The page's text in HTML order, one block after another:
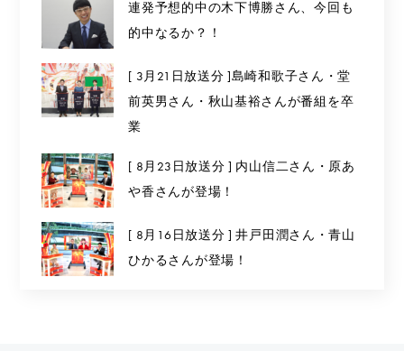
連発予想的中の木下博勝さん、今回も
的中なるか？！
[ 3月21日放送分 ]島崎和歌子さん・堂
前英男さん・秋山基裕さんが番組を卒
業
[ 8月23日放送分 ] 内山信二さん・原あ
や香さんが登場！
[ 8月16日放送分 ] 井戸田潤さん・青山
ひかるさんが登場！